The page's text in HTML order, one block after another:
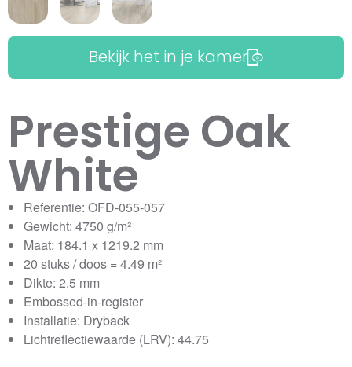
Bekijk het in je kamer
Prestige Oak
White
Referentie: OFD-055-057
Gewicht: 4750 g/m²
Maat: 184.1 x 1219.2 mm
20 stuks / doos = 4.49 m²
Dikte: 2.5 mm
Embossed-in-register
Installatie: Dryback
Lichtreflectiewaarde (LRV): 44.75